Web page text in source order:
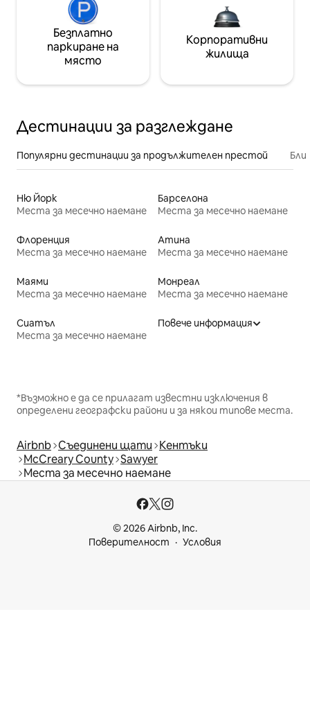
Безплатно
паркиране на
място
Корпоративни
жилища
Дестинации за разглеждане
Популярни дестинации за продължителен престой
Ню Йорк
Места за месечно наемане
Барселона
Места за месечно наемане
Флоренция
Места за месечно наемане
Атина
Места за месечно наемане
Маями
Места за месечно наемане
Монреал
Места за месечно наемане
Сиатъл
Места за месечно наемане
Повече информация
*Възможно е да се прилагат известни изключения в
определени географски райони и за някои типове места.
Airbnb Съединени щати Кентъки
McCreary County Sawyer
Места за месечно наемане
© 2026 Airbnb, Inc.
Поверителност
Условия